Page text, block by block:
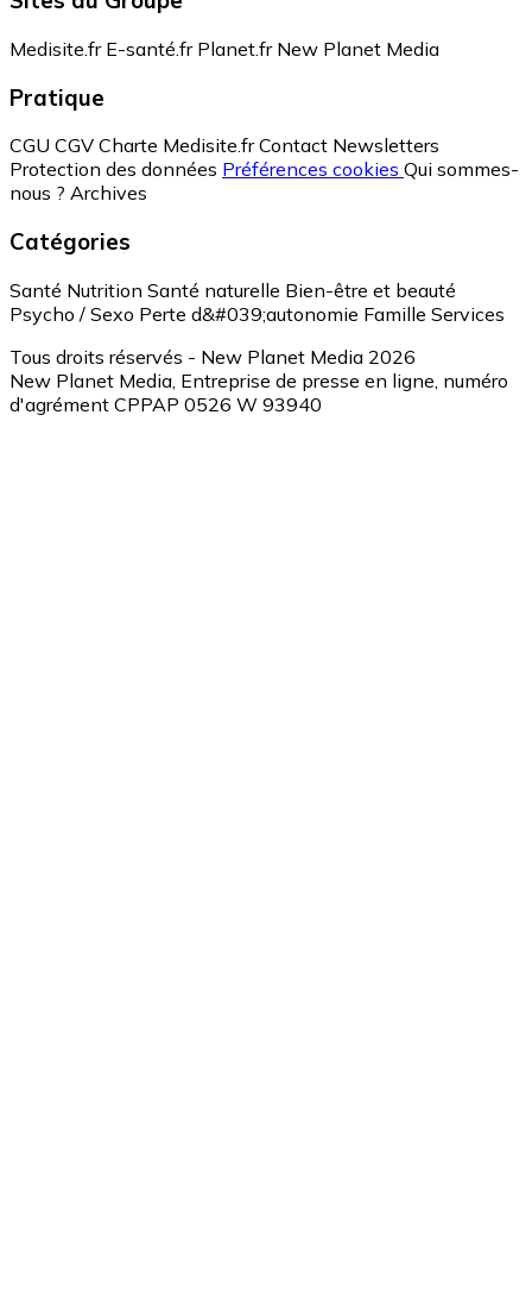
Medisite.fr E-santé.fr Planet.fr New Planet Media
Pratique
CGU CGV Charte Medisite.fr Contact Newsletters
Protection des données Préférences cookies Qui sommes-
nous ? Archives
Catégories
Santé Nutrition Santé naturelle Bien-être et beauté
Psycho / Sexo Perte d&#039;autonomie Famille Services
Tous droits réservés - New Planet Media 2026
New Planet Media, Entreprise de presse en ligne, numéro
d'agrément CPPAP 0526 W 93940